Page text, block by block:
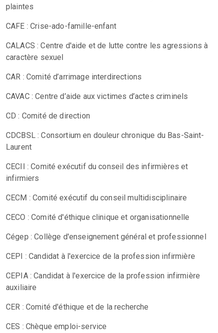
plaintes
CAFE : Crise-ado-famille-enfant
CALACS : Centre d'aide et de lutte contre les agressions à
caractère sexuel
CAR : Comité d’arrimage interdirections
CAVAC : Centre d’aide aux victimes d’actes criminels
CD : Comité de direction
CDCBSL : Consortium en douleur chronique du Bas-Saint-
Laurent
CECII : Comité exécutif du conseil des infirmières et
infirmiers
CECM : Comité exécutif du conseil multidisciplinaire
CECO : Comité d'éthique clinique et organisationnelle
Cégep : Collège d'enseignement général et professionnel
CEPI : Candidat à l'exercice de la profession infirmière
CEPIA : Candidat à l'exercice de la profession infirmière
auxiliaire
CER : Comité d'éthique et de la recherche
CES : Chèque emploi-service